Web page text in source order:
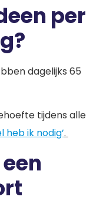
per
dagelijks 65
tijdens alle
heb ik nodig’.